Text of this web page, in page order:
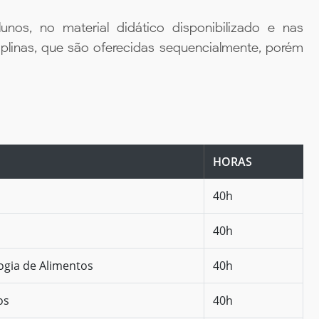
no material didático disponibilizado e nas
que são oferecidas sequencialmente, porém
HORAS
40h
40h
de Alimentos 40h
40h